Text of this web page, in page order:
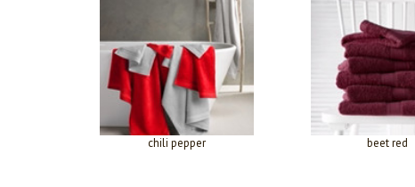
chili pepper beet red